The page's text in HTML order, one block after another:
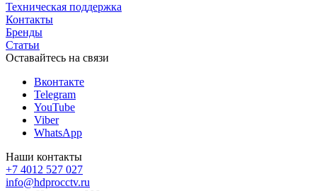
Техническая поддержка
Контакты
Бренды
Статьи
Оставайтесь на связи
Вконтакте
Telegram
YouTube
Viber
WhatsApp
Наши контакты
+7 4012 527 027
info@hdprocctv.ru